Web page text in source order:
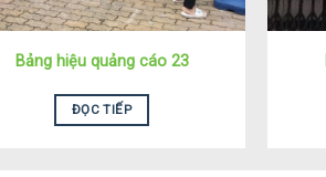
Bảng hiệu quảng cáo 23
ĐỌC TIẾP